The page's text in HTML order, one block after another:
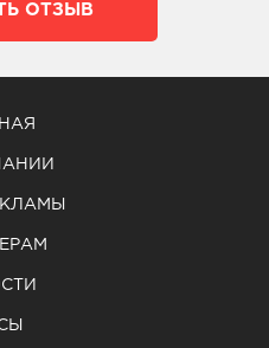
ОТЗЫВ